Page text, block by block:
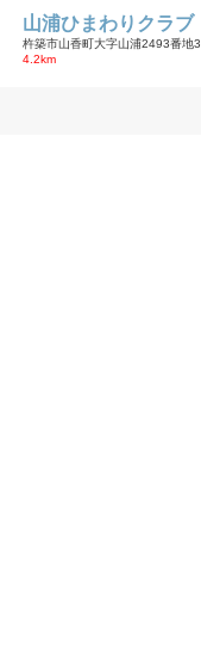
山浦ひまわりクラブ
杵築市山香町大字山浦2493番地3
4.2km